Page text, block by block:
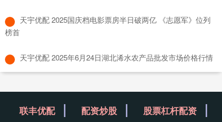
​天宇优配 2025国庆档电影票房半日破两亿 《志愿军》位列
榜首
​天宇优配 2025年6月24日湖北浠水农产品批发市场价格行情
联丰优配 配资炒股
股票杠杆配资